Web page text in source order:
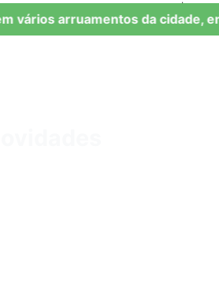
vários arruamentos da cidade,